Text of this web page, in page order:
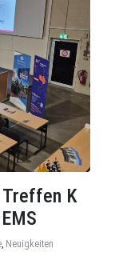
Treffen K
Neuigkeiten